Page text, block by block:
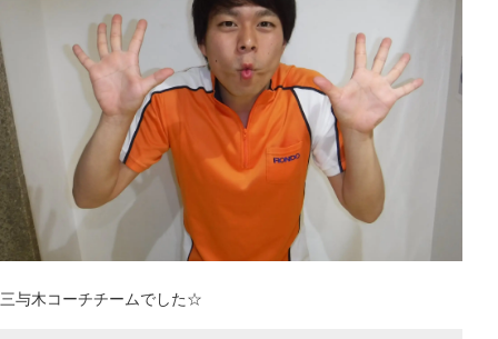
三与木コーチチームでした☆